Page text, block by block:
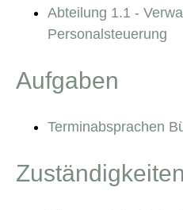
Abteilung 1.1 -
Personalsteuerung
Aufgaben
Terminabsprachen
Zuständigkeiten